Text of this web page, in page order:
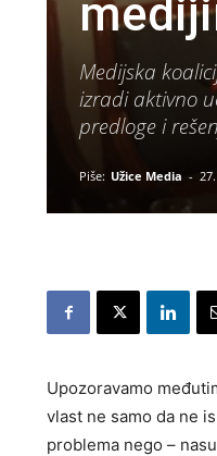
Medijska
izradi aktivno
predloge i
Piše: Užice Media -
Upozoravamo
vlast ne samo da ne
problema nego –